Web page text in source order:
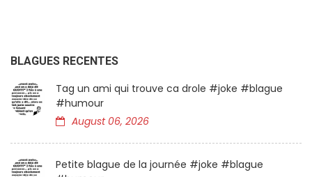
BLAGUES RECENTES
Tag un ami qui trouve ca drole #joke #blague
#humour
August 06, 2026
Petite blague de la journée #joke #blague